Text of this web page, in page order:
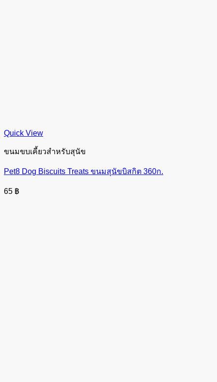
Quick View
ขนมขบเคี้ยวสำหรับสุนัข
Pet8 Dog Biscuits Treats ขนมสุนัขบิสกิต 360ก.
65 ฿